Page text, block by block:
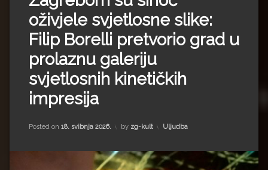
oživjele svjetlosne slike:
Filip Borelli pretvorio grad u
prolaznu galeriju
svjetlosnih kinetičkih
impresija
Posted on 18. svibnja 2026. by zg-kult Kategorije:
Uljudba